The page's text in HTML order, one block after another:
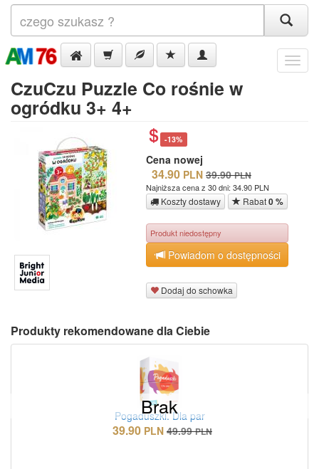
Menu
CzuCzu Puzzle Co rośnie w
ogródku 3+ 4+
-13%
Cena nowej
34.90 PLN 39.90 PLN
Najniższa cena z 30 dni: 34.90 PLN
Koszty dostawy Rabat0 %
Produkt niedostępny
Powiadom o dostępności
Dodaj do schowka
Produkty rekomendowane dla Ciebie
Brak
Pogaduszki. Dla par
39.90 PLN 49.99 PLN